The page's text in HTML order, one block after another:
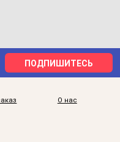
ПОДПИШИТЕСЬ
О нас